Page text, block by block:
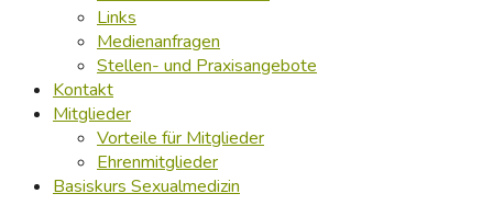
Links
Medienanfragen
Stellen- und Praxisangebote
Kontakt
Mitglieder
Vorteile für Mitglieder
Ehrenmitglieder
Basiskurs Sexualmedizin